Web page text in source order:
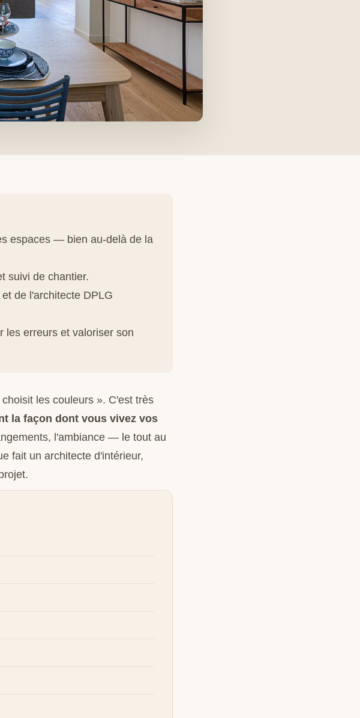
espaces — bien au-delà de la
suivi de chantier.
de l'architecte DPLG
les erreurs et valoriser son
les couleurs ». C'est très
la façon dont vous vivez vos
l'ambiance — le tout au
fait un architecte d'intérieur,